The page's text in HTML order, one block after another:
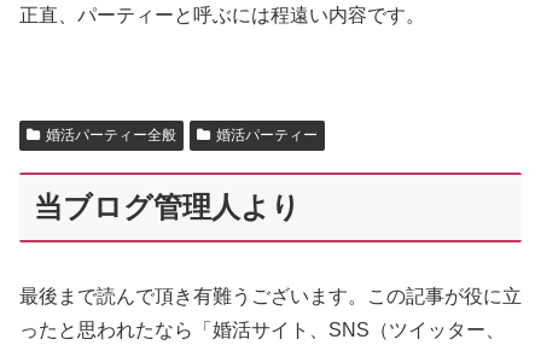
正直、パーティーと呼ぶには程遠い内容です。
婚活パーティー全般 婚活パーティー
当ブログ管理人より
最後まで読んで頂き有難うございます。この記事が役に立
ったと思われたなら「婚活サイト、SNS（ツイッター、